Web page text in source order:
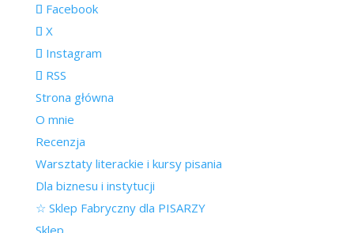
Facebook
X
Instagram
RSS
Strona główna
O mnie
Recenzja
Warsztaty literackie i kursy pisania
Dla biznesu i instytucji
☆ Sklep Fabryczny dla PISARZY
Sklep